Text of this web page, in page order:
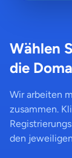
Wählen
die
Wir arbeiten
zusammen.
den